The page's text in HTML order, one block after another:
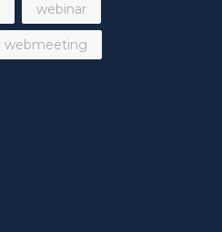
webinar
webmeeting